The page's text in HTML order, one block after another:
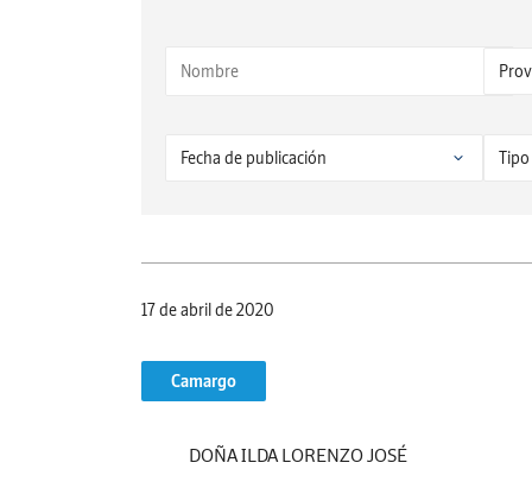
17 de abril de 2020
Camargo
DOÑA ILDA LORENZO JOSÉ